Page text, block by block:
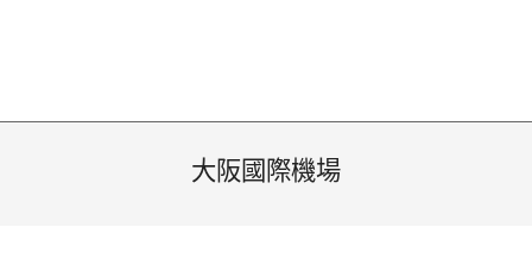
大阪國際機場